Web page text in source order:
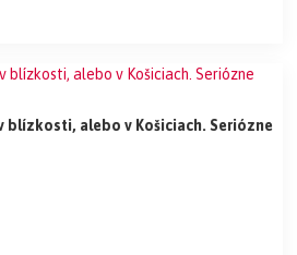
blízkosti, alebo v Košiciach. Seriózne